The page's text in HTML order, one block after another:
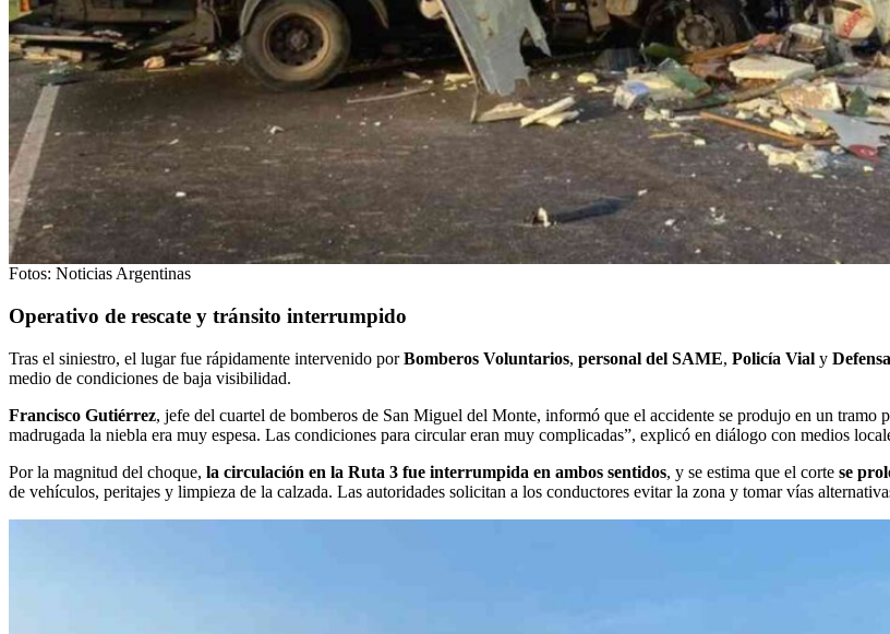
Fotos: Noticias Argentinas
Operativo de rescate y tránsito interrumpido
Tras el siniestro, el lugar fue rápidamente intervenido porBomberos Voluntarios, personal del SAME, Policía Vial y
medio de condiciones de baja visibilidad.
Francisco Gutiérrez, jefe del cuartel de bomberos de San Miguel del Monte, informó que el accidente se produjo en un tramo
madrugada la niebla era muy espesa. Las condiciones para circular eran muy complicadas”, explicó en diálogo con medios
Por la magnitud del choque, la circulación en la Ruta 3 fue interrumpida en ambos sentidos, y se estima que el corte se
de vehículos, peritajes y limpieza de la calzada. Las autoridades solicitan a los conductores evitar la zona y tomar vías